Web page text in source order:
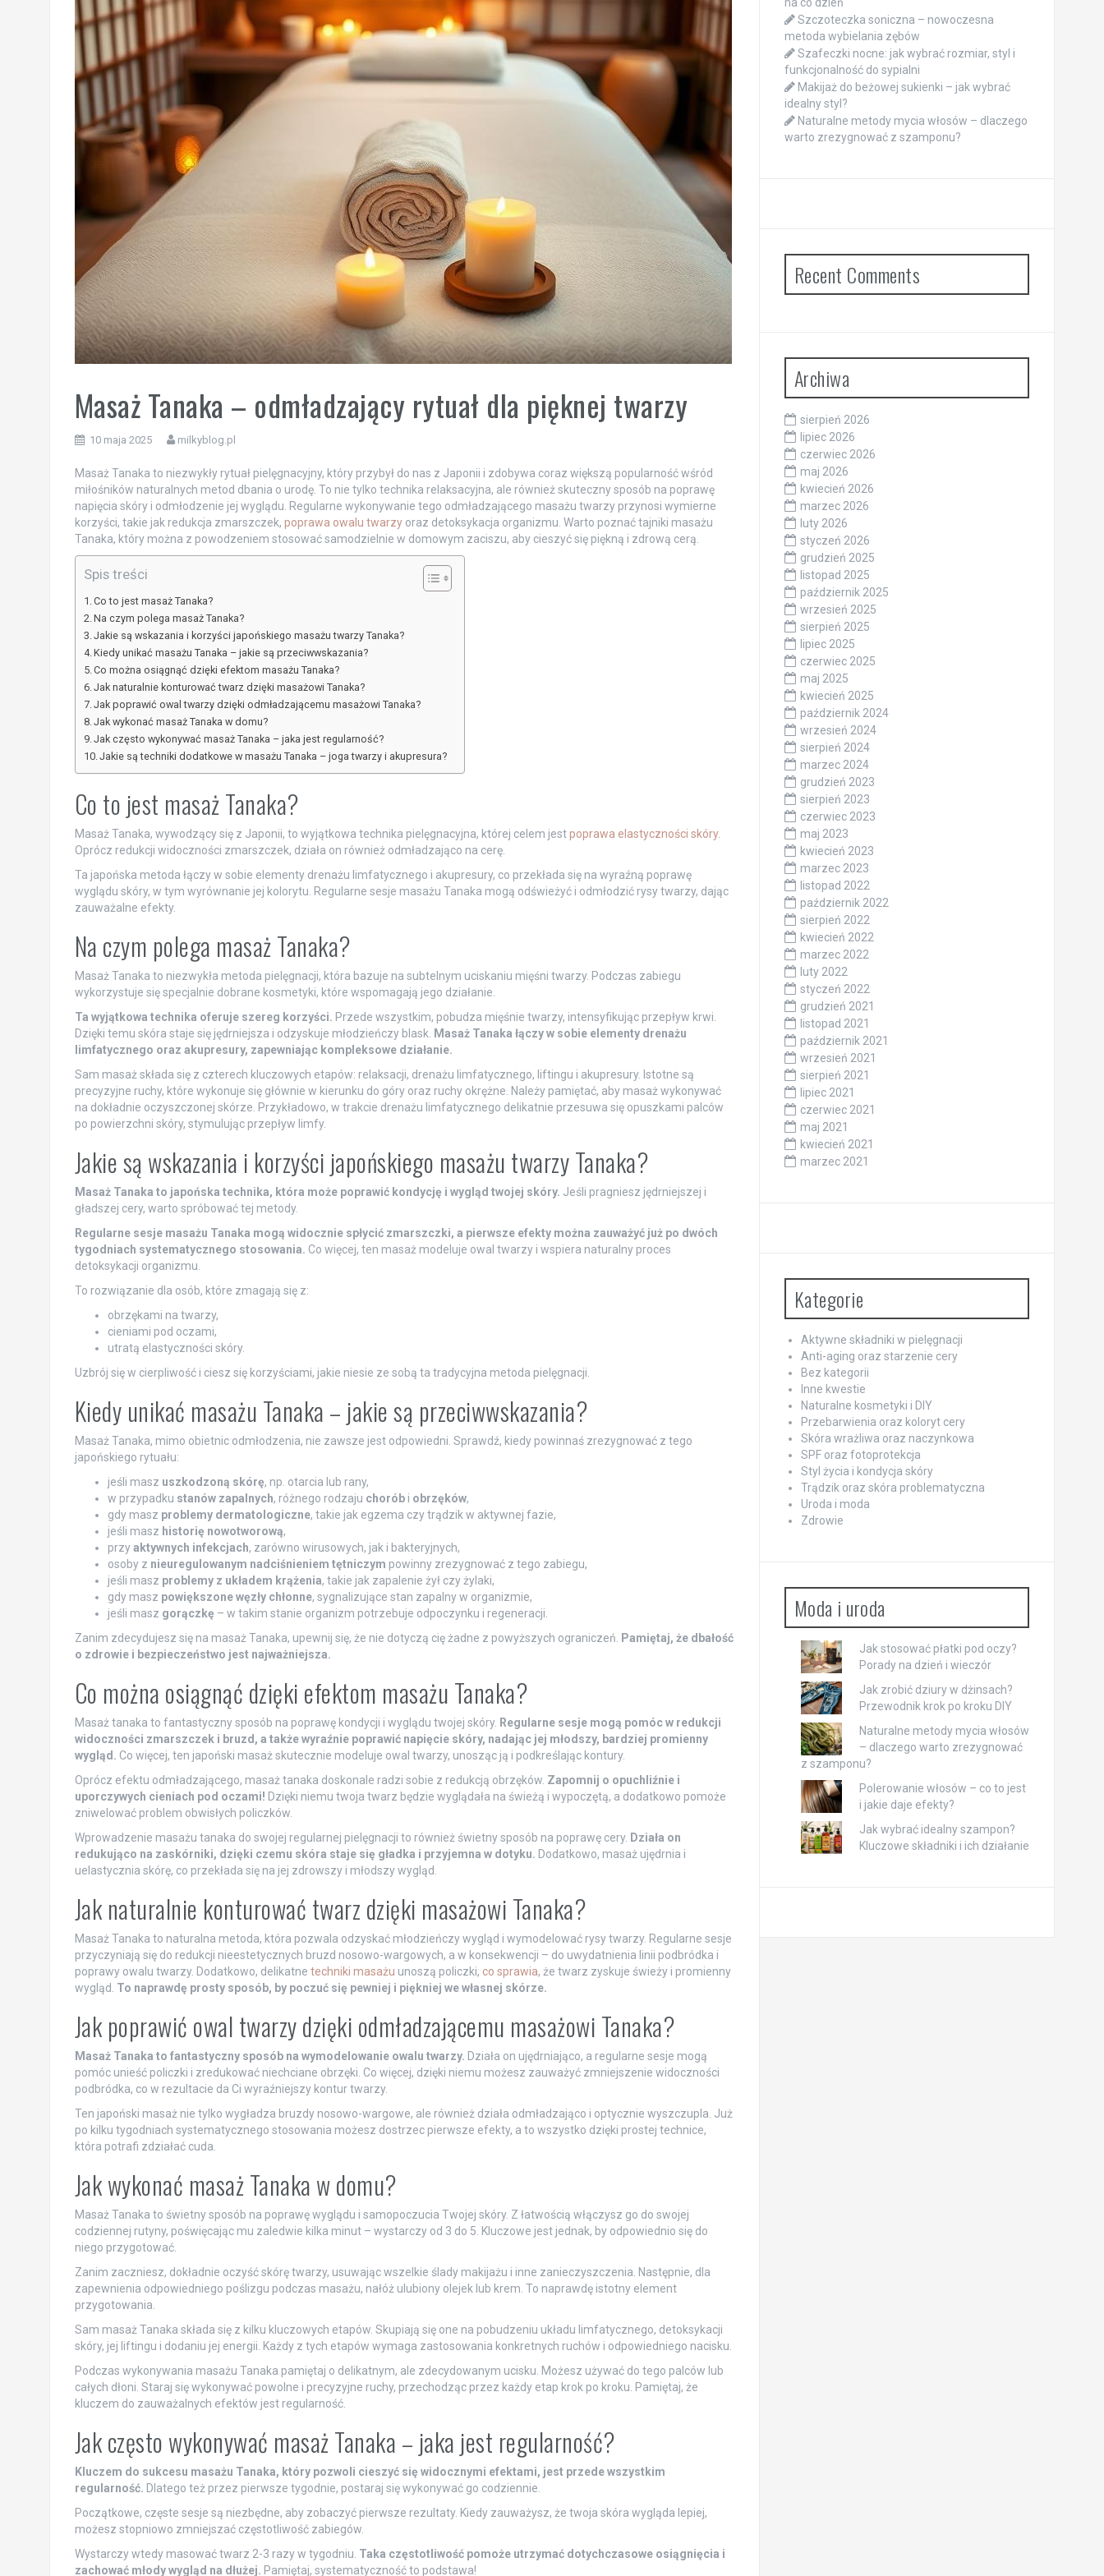
Masaż Tanaka – odmładzający rytuał dla pięknej twarzy
10 maja 2025 milkyblog.pl
Masaż Tanaka to niezwykły rytuał pielęgnacyjny, który przybył do nas z Japonii i zdobywa coraz większą popularność wśród
miłośników naturalnych metod dbania o urodę. To nie tylko technika relaksacyjna, ale również skuteczny sposób na poprawę
napięcia skóry i odmłodzenie jej wyglądu. Regularne wykonywanie tego odmładzającego masażu twarzy przynosi wymierne
korzyści, takie jak redukcja zmarszczek, poprawa owalu twarzyoraz detoksykacja organizmu. Warto poznać tajniki masażu
Tanaka, który można z powodzeniem stosować samodzielnie w domowym zaciszu, aby cieszyć się piękną i zdrową cerą.
Spis treści
Co to jest masaż Tanaka?
Na czym polega masaż Tanaka?
Jakie są wskazania i korzyści japońskiego masażu twarzy Tanaka?
Kiedy unikać masażu Tanaka – jakie są przeciwwskazania?
Co można osiągnąć dzięki efektom masażu Tanaka?
Jak naturalnie konturować twarz dzięki masażowi Tanaka?
Jak poprawić owal twarzy dzięki odmładzającemu masażowi Tanaka?
Jak wykonać masaż Tanaka w domu?
Jak często wykonywać masaż Tanaka – jaka jest regularność?
Jakie są techniki dodatkowe w masażu Tanaka – joga twarzy i akupresura?
Co to jest masaż Tanaka?
Masaż Tanaka, wywodzący się z Japonii, to wyjątkowa technika pielęgnacyjna, której celem jestpoprawa elastyczności skóry.
Oprócz redukcji widoczności zmarszczek, działa on również odmładzająco na cerę.
Ta japońska metoda łączy w sobie elementy drenażu limfatycznego i akupresury, co przekłada się na wyraźną poprawę
wyglądu skóry, w tym wyrównanie jej kolorytu. Regularne sesje masażu Tanaka mogą odświeżyć i odmłodzić rysy twarzy, dając
zauważalne efekty.
Na czym polega masaż Tanaka?
Masaż Tanaka to niezwykła metoda pielęgnacji, która bazuje na subtelnym uciskaniu mięśni twarzy. Podczas zabiegu
wykorzystuje się specjalnie dobrane kosmetyki, które wspomagają jego działanie.
Ta wyjątkowa technika oferuje szereg korzyści. Przede wszystkim, pobudza mięśnie twarzy, intensyfikując przepływ krwi.
Dzięki temu skóra staje się jędrniejsza i odzyskuje młodzieńczy blask.
Masaż Tanaka łączy w sobie elementy drenażu
limfatycznego oraz akupresury, zapewniając kompleksowe działanie.
Sam masaż składa się z czterech kluczowych etapów: relaksacji, drenażu limfatycznego, liftingu i akupresury. Istotne są
precyzyjne ruchy, które wykonuje się głównie w kierunku do góry oraz ruchy okrężne. Należy pamiętać, aby masaż wykonywać
na dokładnie oczyszczonej skórze. Przykładowo, w trakcie drenażu limfatycznego delikatnie przesuwa się opuszkami palców
po powierzchni skóry, stymulując przepływ limfy.
Jakie są wskazania i korzyści japońskiego masażu twarzy Tanaka?
Masaż Tanaka to japońska technika, która może poprawić kondycję i wygląd twojej skóry. Jeśli pragniesz jędrniejszej i
gładszej cery, warto spróbować tej metody.
Regularne sesje masażu Tanaka mogą widocznie spłycić zmarszczki, a pierwsze efekty można zauważyć już po dwóch
tygodniach systematycznego stosowania. Co więcej, ten masaż modeluje owal twarzy i wspiera naturalny proces
detoksykacji organizmu.
To rozwiązanie dla osób, które zmagają się z:
obrzękami na twarzy,
cieniami pod oczami,
utratą elastyczności skóry.
Uzbrój się w cierpliwość i ciesz się korzyściami, jakie niesie ze sobą ta tradycyjna metoda pielęgnacji.
Kiedy unikać masażu Tanaka – jakie są przeciwwskazania?
Masaż Tanaka, mimo obietnic odmłodzenia, nie zawsze jest odpowiedni. Sprawdź, kiedy powinnaś zrezygnować z tego
japońskiego rytuału:
jeśli masz uszkodzoną skórę, np. otarcia lub rany,
w przypadku stanów zapalnych, różnego rodzaju choróbi obrzęków,
gdy masz problemy dermatologiczne, takie jak egzema czy trądzik w aktywnej fazie,
jeśli masz historię nowotworową,
przyaktywnych infekcjach, zarówno wirusowych, jak i bakteryjnych,
osoby z nieuregulowanym nadciśnieniem tętniczym powinny zrezygnować z tego zabiegu,
jeśli masz problemy z układem krążenia, takie jak zapalenie żył czy żylaki,
gdy masz powiększone węzły chłonne, sygnalizujące stan zapalny w organizmie,
jeśli masz gorączkę – w takim stanie organizm potrzebuje odpoczynku i regeneracji.
Zanim zdecydujesz się na masaż Tanaka, upewnij się, że nie dotyczą cię żadne z powyższych ograniczeń.
Pamiętaj, że dbałość
o zdrowie i bezpieczeństwo jest najważniejsza.
Co można osiągnąć dzięki efektom masażu Tanaka?
Masaż tanaka to fantastyczny sposób na poprawę kondycji i wyglądu twojej skóry. Regularne sesje mogą pomóc w redukcji
widoczności zmarszczek i bruzd, a także wyraźnie poprawić napięcie skóry, nadając jej młodszy, bardziej promienny
wygląd. Co więcej, ten japoński masaż skutecznie modeluje owal twarzy, unosząc ją i podkreślając kontury.
Oprócz efektu odmładzającego, masaż tanaka doskonale radzi sobie z redukcją obrzęków. Zapomnij o opuchliźnie i
uporczywych cieniach pod oczami! Dzięki niemu twoja twarz będzie wyglądała na świeżą i wypoczętą, a dodatkowo pomoże
zniwelować problem obwisłych policzków.
Wprowadzenie masażu tanaka do swojej regularnej pielęgnacji to również świetny sposób na poprawę cery. Działa on
redukująco na zaskórniki, dzięki czemu skóra staje się gładka i przyjemna w dotyku. Dodatkowo, masaż ujędrnia i
uelastycznia skórę, co przekłada się na jej zdrowszy i młodszy wygląd.
Jak naturalnie konturować twarz dzięki masażowi Tanaka?
Masaż Tanaka to naturalna metoda, która pozwala odzyskać młodzieńczy wygląd i wymodelować rysy twarzy. Regularne sesje
przyczyniają się do redukcji nieestetycznych bruzd nosowo-wargowych, a w konsekwencji – do uwydatnienia linii podbródka i
poprawy owalu twarzy. Dodatkowo, delikatne techniki masażu unoszą policzki, co sprawia, że twarz zyskuje świeży i promienny
wygląd. To naprawdę prosty sposób, by poczuć się pewniej i piękniej we własnej skórze.
Jak poprawić owal twarzy dzięki odmładzającemu masażowi Tanaka?
Masaż Tanaka to fantastyczny sposób na wymodelowanie owalu twarzy. Działa on ujędrniająco, a regularne sesje mogą
pomóc unieść policzki i zredukować niechciane obrzęki. Co więcej, dzięki niemu możesz zauważyć zmniejszenie widoczności
podbródka, co w rezultacie da Ci wyraźniejszy kontur twarzy.
Ten japoński masaż nie tylko wygładza bruzdy nosowo-wargowe, ale również działa odmładzająco i optycznie wyszczupla. Już
po kilku tygodniach systematycznego stosowania możesz dostrzec pierwsze efekty, a to wszystko dzięki prostej technice,
która potrafi zdziałać cuda.
Jak wykonać masaż Tanaka w domu?
Masaż Tanaka to świetny sposób na poprawę wyglądu i samopoczucia Twojej skóry. Z łatwością włączysz go do swojej
codziennej rutyny, poświęcając mu zaledwie kilka minut – wystarczy od 3 do 5. Kluczowe jest jednak, by odpowiednio się do
niego przygotować.
Zanim zaczniesz, dokładnie oczyść skórę twarzy, usuwając wszelkie ślady makijażu i inne zanieczyszczenia. Następnie, dla
zapewnienia odpowiedniego poślizgu podczas masażu, nałóż ulubiony olejek lub krem. To naprawdę istotny element
przygotowania.
Sam masaż Tanaka składa się z kilku kluczowych etapów. Skupiają się one na pobudzeniu układu limfatycznego, detoksykacji
skóry, jej liftingu i dodaniu jej energii. Każdy z tych etapów wymaga zastosowania konkretnych ruchów i odpowiedniego nacisku.
Podczas wykonywania masażu Tanaka pamiętaj o delikatnym, ale zdecydowanym ucisku. Możesz używać do tego palców lub
całych dłoni. Staraj się wykonywać powolne i precyzyjne ruchy, przechodząc przez każdy etap krok po kroku. Pamiętaj, że
kluczem do zauważalnych efektów jest regularność.
Jak często wykonywać masaż Tanaka – jaka jest regularność?
Kluczem do sukcesu masażu Tanaka, który pozwoli cieszyć się widocznymi efektami, jest przede wszystkim
regularność. Dlatego też przez pierwsze tygodnie, postaraj się wykonywać go codziennie.
Początkowe, częste sesje są niezbędne, aby zobaczyć pierwsze rezultaty. Kiedy zauważysz, że twoja skóra wygląda lepiej,
możesz stopniowo zmniejszać częstotliwość zabiegów.
Wystarczy wtedy masować twarz 2-3 razy w tygodniu. Taka częstotliwość pomoże utrzymać dotychczasowe osiągnięcia i
zachować młody wygląd na dłużej. Pamiętaj, systematyczność to podstawa!
Szczoteczka soniczna – nowoczesna
metoda wybielania zębów
Szafeczki nocne: jak wybrać rozmiar, styl i
funkcjonalność do sypialni
Makijaż do beżowej sukienki – jak wybrać
idealny styl?
Naturalne metody mycia włosów – dlaczego
warto zrezygnować z szamponu?
Recent Comments
Archiwa
sierpień 2026
lipiec 2026
czerwiec 2026
maj 2026
kwiecień 2026
marzec 2026
luty 2026
styczeń 2026
grudzień 2025
listopad 2025
październik 2025
wrzesień 2025
sierpień 2025
lipiec 2025
czerwiec 2025
maj 2025
kwiecień 2025
październik 2024
wrzesień 2024
sierpień 2024
marzec 2024
grudzień 2023
sierpień 2023
czerwiec 2023
maj 2023
kwiecień 2023
marzec 2023
listopad 2022
październik 2022
sierpień 2022
kwiecień 2022
marzec 2022
luty 2022
styczeń 2022
grudzień 2021
listopad 2021
październik 2021
wrzesień 2021
sierpień 2021
lipiec 2021
czerwiec 2021
maj 2021
kwiecień 2021
marzec 2021
Kategorie
Aktywne składniki w pielęgnacji
Anti-aging oraz starzenie cery
Bez kategorii
Inne kwestie
Naturalne kosmetyki i DIY
Przebarwienia oraz koloryt cery
Skóra wrażliwa oraz naczynkowa
SPF oraz fotoprotekcja
Styl życia i kondycja skóry
Trądzik oraz skóra problematyczna
Uroda i moda
Zdrowie
Moda i uroda
Jak stosować płatki pod oczy?
Porady na dzień i wieczór
Jak zrobić dziury w dżinsach?
Przewodnik krok po kroku DIY
Naturalne metody mycia włosów
– dlaczego warto zrezygnować
z szamponu?
Polerowanie włosów – co to jest
i jakie daje efekty?
Jak wybrać idealny szampon?
Kluczowe składniki i ich działanie